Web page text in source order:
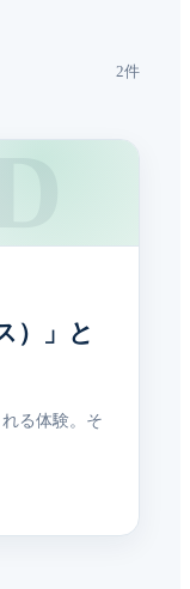
2件
）」と
る体験。そ